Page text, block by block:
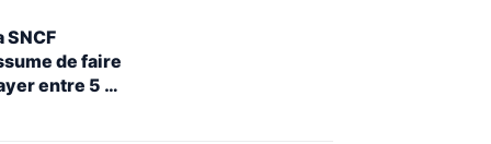
SNCF
de faire
entre 5 et